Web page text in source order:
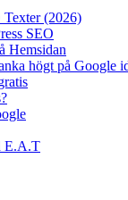
Texter (2026)
SEO
Hemsidan
högt på Google
E.A.T